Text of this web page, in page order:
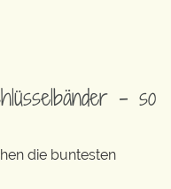
– so
die buntesten